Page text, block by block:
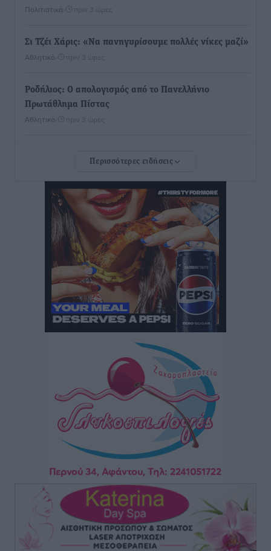
Πολιτιστικά πριν 3 ώρες
Σι Τζέι Χάρις: «Να πανηγυρίσουμε πολλές νίκες μαζί»
Αθλητικά πριν 3 ώρες
Ροδήλιος: Ο απολογισμός από το Πανελλήνιο
Πρωτάθλημα Πίστας
Αθλητικά πριν 3 ώρες
πριν 3 ώρες
Γ.Σ. Διαγόρας: Εντατική προετοιμασία και επιστροφή
Ρίζου στις Ακαδημίες
Αθλητικά πριν 3 ώρες
Εθνική Ανδρών: Ραντεβού στο Telekom Center Athens
• πριν 3 ώρες
ΕΠΟ: Απέσυρε τη στήριξή της στην υποψηφιότητα
του Ινφαντίνο
Φοίβος Κω: Το «ευχαριστώ» για το 9ο Kos 3X3
Basketball Festival
• πριν 3 ώρες
6ο Kalymnos 3X3: Ολοκληρώθηκε με μεγάλη επιτυχία,
νικητές οι VAR!
Νέα αεροσκάφη, drones, δασοκομάντος: Τι έχει
αλλάξει στην Πολιτική Προστασί
Ειδήσεις πριν 4 ώρες
Περισσότερες ειδήσεις